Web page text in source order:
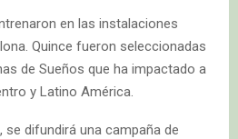
en las instalaciones
Quince fueron seleccionadas
de Sueños que ha impactado a
y Latino América.
difundirá una campaña de